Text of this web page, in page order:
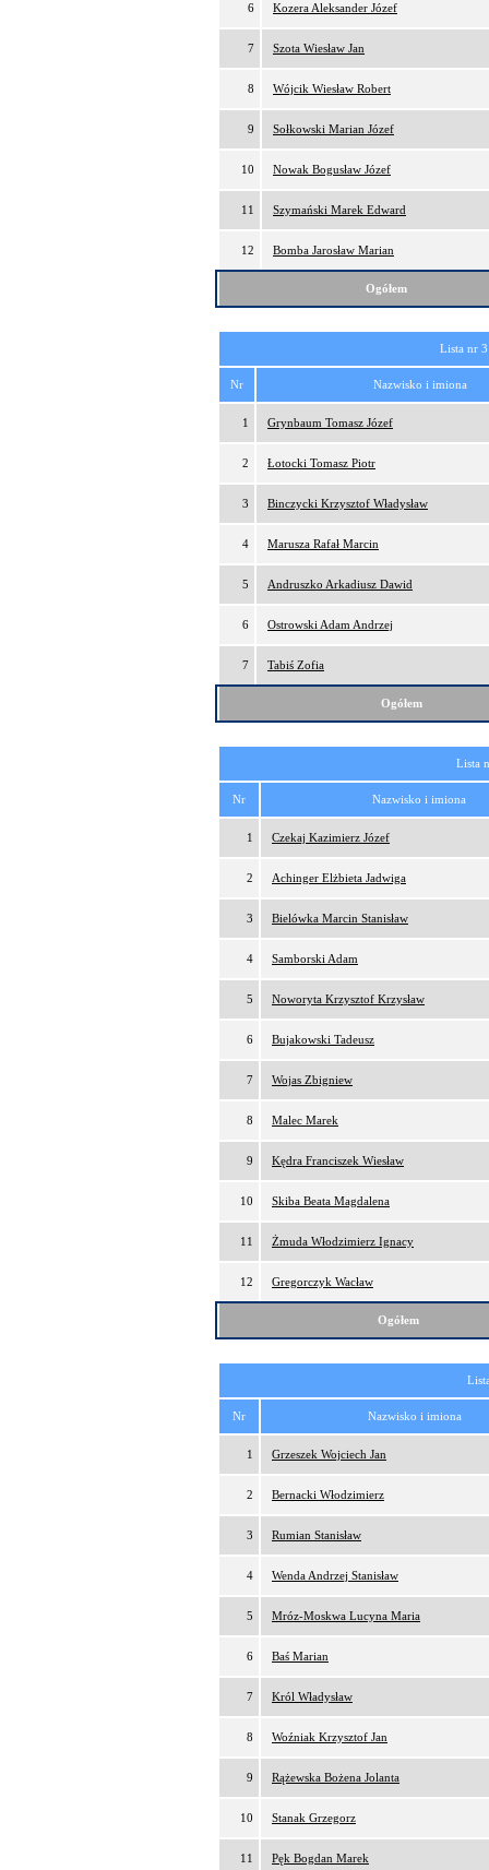
6 Kozera Aleksander Józef
7 Szota Wiesław Jan
8 Wójcik Wiesław Robert
9 Sołkowski Marian Józef
10 Nowak Bogusław Józef
11 Szymański Marek Edward
12 Bomba Jarosław Marian
Ogółem
Lista nr
Nr Nazwisko i imiona
1 Grynbaum Tomasz Józef
2 Łotocki Tomasz Piotr
3 Binczycki Krzysztof Władysław
4 Marusza Rafał Marcin
5 Andruszko Arkadiusz Dawid
6 Ostrowski Adam Andrzej
7 Tabiś Zofia
Ogółem
Lista
Nr Nazwisko i imiona
1 Czekaj Kazimierz Józef
2 Achinger Elżbieta Jadwiga
3 Bielówka Marcin Stanisław
4 Samborski Adam
5 Noworyta Krzysztof Krzysław
6 Bujakowski Tadeusz
7 Wojas Zbigniew
8 Malec Marek
9 Kędra Franciszek Wiesław
10 Skiba Beata Magdalena
11 Żmuda Włodzimierz Ignacy
12 Gregorczyk Wacław
Ogółem
Nr Nazwisko i imiona
1 Grzeszek Wojciech Jan
2 Bernacki Włodzimierz
3 Rumian Stanisław
4 Wenda Andrzej Stanisław
5 Mróz-Moskwa Lucyna Maria
6 Baś Marian
7 Król Władysław
8 Woźniak Krzysztof Jan
9 Rążewska Bożena Jolanta
10 Stanak Grzegorz
11 Pęk Bogdan Marek